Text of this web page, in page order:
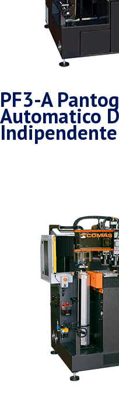
PF3-A
Automatico
Indipendente